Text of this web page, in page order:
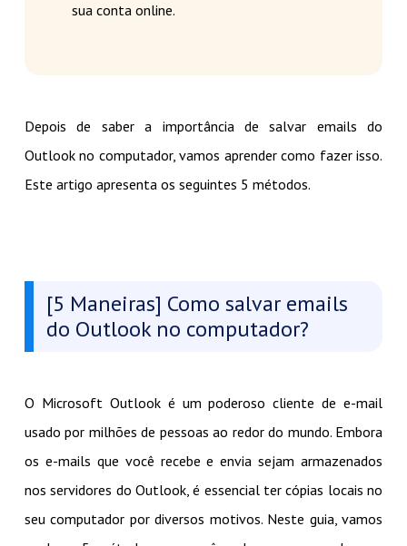
sua conta online.
Depois de saber a importância de salvar emails do
Outlook no computador, vamos aprender como fazer isso.
Este artigo apresenta os seguintes 5 métodos.
[5 Maneiras] Como salvar emails
do Outlook no computador?
O Microsoft Outlook é um poderoso cliente de e-mail
usado por milhões de pessoas ao redor do mundo. Embora
os e-mails que você recebe e envia sejam armazenados
nos servidores do Outlook, é essencial ter cópias locais no
seu computador por diversos motivos. Neste guia, vamos